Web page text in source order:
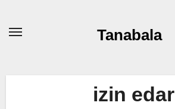
Tanabala
izin edar